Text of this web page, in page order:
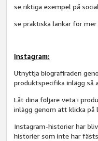
se riktiga exempel på
se praktiska länkar för
Instagram:
Utnyttja biografiraden
produktspecifika inlägg så
Låt dina följare veta i
inlägg genom att klicka på
Instagram-historier har
historier som inte har